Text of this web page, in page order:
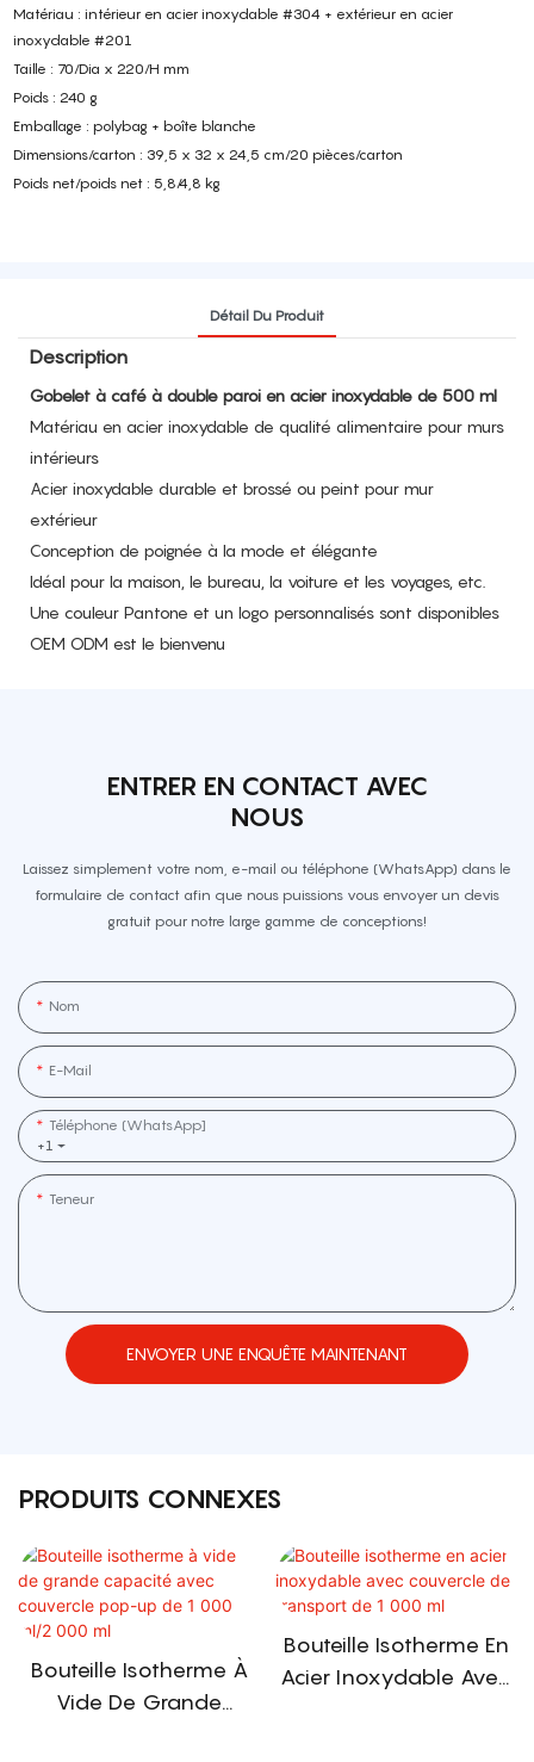
Matériau : intérieur en acier inoxydable #304 + extérieur en acier
inoxydable #201
Taille : 70/Dia x 220/H mm
Poids : 240 g
Emballage : polybag + boîte blanche
Dimensions/carton : 39,5 x 32 x 24,5 cm/20 pièces/carton
Poids net/poids net : 5,8/4,8 kg
Détail Du Produit
Description
Gobelet à café à double paroi en acier inoxydable de 500 ml
Matériau en acier inoxydable de qualité alimentaire pour murs
intérieurs
Acier inoxydable durable et brossé ou peint pour mur
extérieur
Conception de poignée à la mode et élégante
Idéal pour la maison, le bureau, la voiture et les voyages, etc.
Une couleur Pantone et un logo personnalisés sont disponibles
OEM ODM est le bienvenu
ENTRER EN CONTACT AVEC
NOUS
Laissez simplement votre nom, e-mail ou téléphone (WhatsApp) dans le
formulaire de contact afin que nous puissions vous envoyer un devis
gratuit pour notre large gamme de conceptions!
Nom
E-Mail
+1
Téléphone (WhatsApp]
Teneur
ENVOYER UNE ENQUÊTE MAINTENANT
PRODUITS CONNEXES
Bouteille Isotherme À
Vide De Grande
Bouteille Isotherme En
Acier Inoxydable Avec